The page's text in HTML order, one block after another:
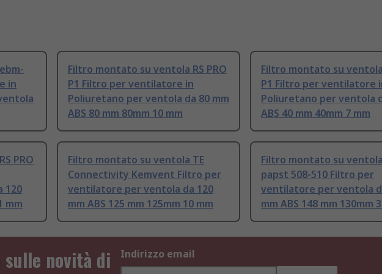
in
Filtro montato su ventola RS PRO
P1 Filtro per ventilatore in
Poliuretano per ventola da 80 mm
ABS 80 mm 80mm 10 mm
Filtro montato su ventola
P1 Filtro per ventilatore
Poliuretano per ventola
ABS 40 mm 40mm 7 mm
PRO
120
mm
Filtro montato su ventola TE
Connectivity Kemvent Filtro per
ventilatore per ventola da 120
mm ABS 125 mm 125mm 10 mm
Filtro montato su
papst 508-510 Filtro per
ventilatore per ventola
mm ABS 148 mm 130mm
novità di
Indirizzo email